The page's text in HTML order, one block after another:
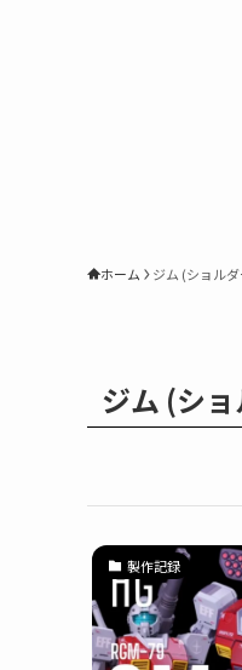
ホーム ジム (ショル
ジム (シ
製作記録